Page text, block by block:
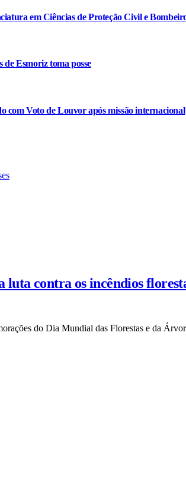
em Ciências de Proteção Civil e
Esmoriz toma posse
com Voto de Louvor após missão internacional
luta contra os incêndios
do Dia Mundial das Florestas e da